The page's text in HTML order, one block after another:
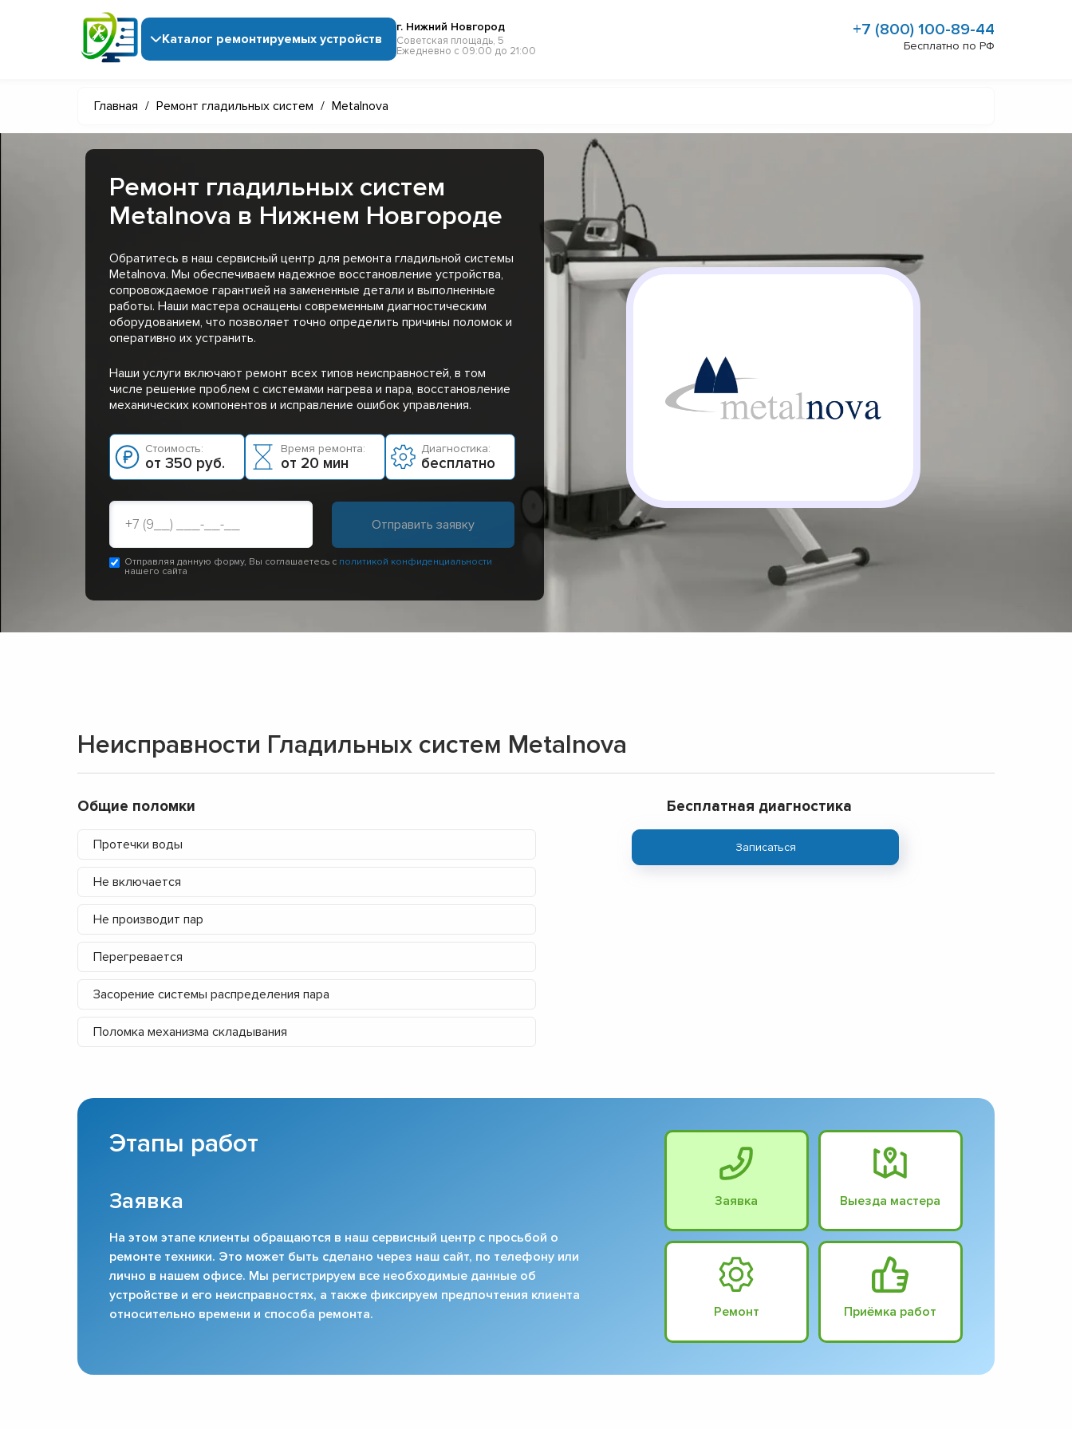
Каталог ремонтируемых устройств
г. Нижний Новгород
Советская площадь, 5
Ежедневно с 09:00 до 21:00
+7 (800) 100-89-44
Бесплатно по РФ
Главная / Ремонт гладильных систем / Metalnova
Ремонт гладильных систем
Metalnova в Нижнем Новгороде
Обратитесь в наш сервисный центр для ремонта гладильной системы
Metalnova. Мы обеспечиваем надежное восстановление устройства,
сопровождаемое гарантией на замененные детали и выполненные
работы. Наши мастера оснащены современным диагностическим
оборудованием, что позволяет точно определить причины поломок и
оперативно их устранить.
Наши услуги включают ремонт всех типов неисправностей, в том
числе решение проблем с системами нагрева и пара, восстановление
механических компонентов и исправление ошибок управления.
Стоимость:
от 350 руб.
Время ремонта:
от 20 мин
Диагностика:
бесплатно
Отправляя данную форму, Вы соглашаетесь с политикой конфиденциальности
нашего сайта
Неисправности Гладильных систем Metalnova
Общие поломки
Протечки воды
Не включается
Не производит пар
Перегревается
Засорение системы распределения пара
Поломка механизма складывания
Бесплатная диагностика
Записаться
Этапы работ
Заявка
На этом этапе клиенты обращаются в наш сервисный центр с просьбой о
ремонте техники. Это может быть сделано через наш сайт, по телефону или
лично в нашем офисе. Мы регистрируем все необходимые данные об
устройстве и его неисправностях, а также фиксируем предпочтения клиента
относительно времени и способа ремонта.
Заявка Выезда мастера
Ремонт Приёмка работ